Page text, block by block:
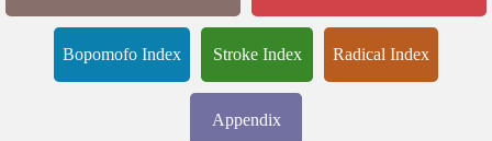
Bopomofo Index Stroke Index Radical Index
Appendix